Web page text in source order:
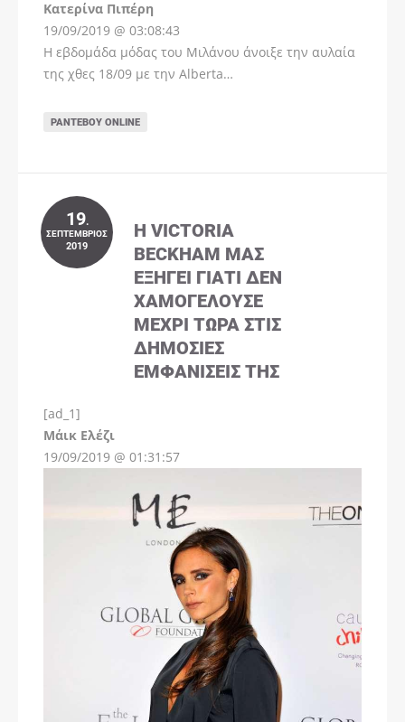
Kατερίνα Πιπέρη
19/09/2019 @ 03:08:43
Η εβδομάδα μόδας του Μιλάνου άνοιξε την αυλαία
της χθες 18/09 με την Alberta…
ΡΑΝΤΕΒΟΎ ONLINE
19.
ΣΕΠΤΈΜΒΡΙΟΣ
2019
Η VICTORIA
BECKHAM ΜΑΣ
ΕΞΗΓΕΊ ΓΙΑΤΊ ΔΕΝ
ΧΑΜΟΓΕΛΟΎΣΕ
ΜΈΧΡΙ ΤΏΡΑ ΣΤΙΣ
ΔΗΜΌΣΙΕΣ
ΕΜΦΑΝΊΣΕΙΣ ΤΗΣ
[ad_1]
Μάικ Ελέζι
19/09/2019 @ 01:31:57